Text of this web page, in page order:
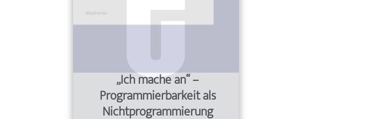
„Ich mache an“ –
Programmierbarkeit als
Nichtprogrammierung